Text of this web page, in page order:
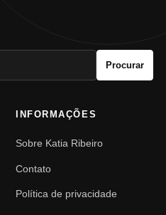
Procurar
INFORMAÇÕES
Sobre Katia Ribeiro
Contato
Política de privacidade